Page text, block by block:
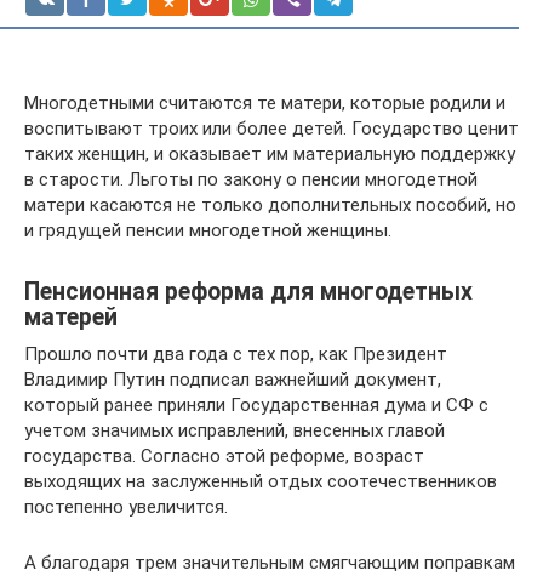
Многодетными считаются те матери, которые родили и
воспитывают троих или более детей. Государство ценит
таких женщин, и оказывает им материальную поддержку
в старости. Льготы по закону о пенсии многодетной
матери касаются не только дополнительных пособий, но
и грядущей пенсии многодетной женщины.
Пенсионная реформа для многодетных
матерей
Прошло почти два года с тех пор, как Президент
Владимир Путин подписал важнейший документ,
который ранее приняли Государственная дума и СФ с
учетом значимых исправлений, внесенных главой
государства. Согласно этой реформе, возраст
выходящих на заслуженный отдых соотечественников
постепенно увеличится.
А благодаря трем значительным смягчающим поправкам